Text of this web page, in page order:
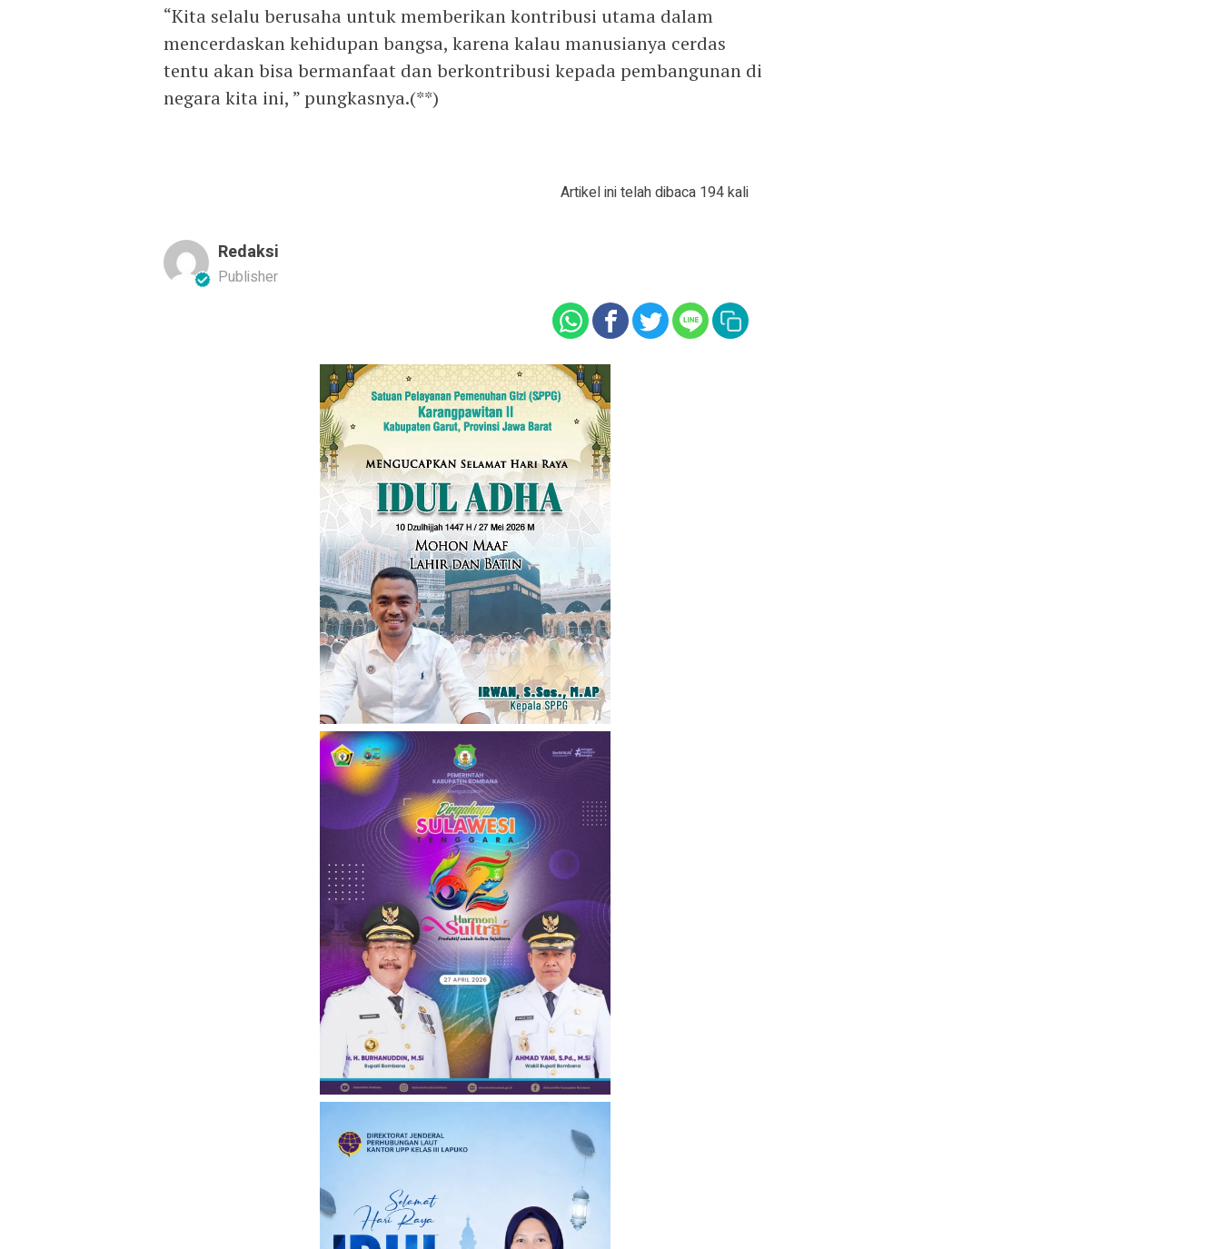
“Kita selalu berusaha untuk memberikan kontribusi utama dalam
mencerdaskan kehidupan bangsa, karena kalau manusianya cerdas
tentu akan bisa bermanfaat dan berkontribusi kepada pembangunan di
negara kita ini, ” pungkasnya.(**)
Artikel ini telah dibaca 194 kali
Redaksi
Publisher